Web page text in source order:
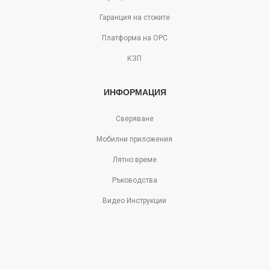
Гаранция на стоките
Платформа на ОРС
КЗП
ИНФОРМАЦИЯ
Сверяване
Мобилни приложения
Лятно време
Ръководства
Видео Инструкции